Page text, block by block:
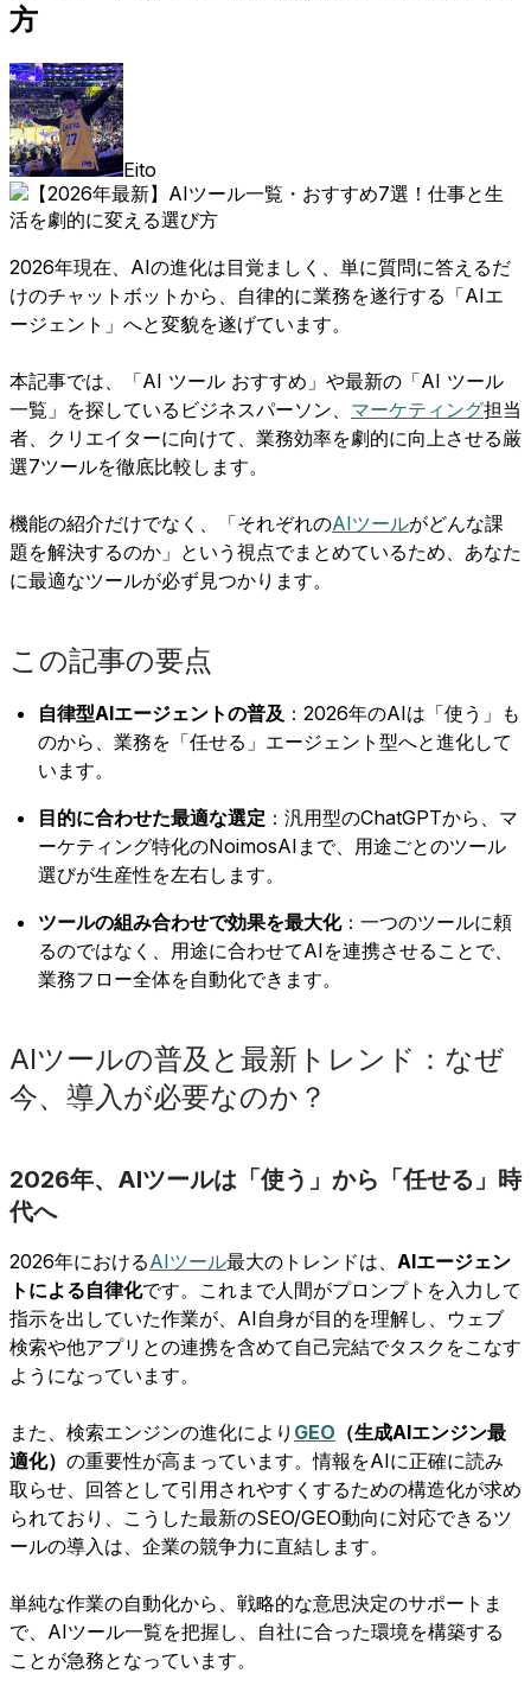
方
Eito
2026年現在、AIの進化は目覚ましく、単に質問に答えるだ
けのチャットボットから、自律的に業務を遂行する「AIエ
ージェント」へと変貌を遂げています。
本記事では、「AI ツール おすすめ」や最新の「AI ツール
一覧」を探しているビジネスパーソン、 マーケティング担当
者、クリエイターに向けて、業務効率を劇的に向上させる厳
選7ツールを徹底比較します。
機能の紹介だけでなく、「それぞれのAIツールがどんな課
題を解決するのか」という視点でまとめているため、あなた
に最適なツールが必ず見つかります。
この記事の要点
自律型AIエージェントの普及 ：2026年のAIは「使う」も
のから、業務を「任せる」エージェント型へと進化して
います。
目的に合わせた最適な選定 ：汎用型のChatGPTから、マ
ーケティング特化のNoimosAIまで、用途ごとのツール
選びが生産性を左右します。
ツールの組み合わせで効果を最大化：一つのツールに頼
るのではなく、用途に合わせてAIを連携させることで、
業務フロー全体を自動化できます。
AIツールの普及と最新トレンド：なぜ
今、導入が必要なのか？
2026年、AIツールは「使う」から「任せる」時
代へ
2026年におけるAIツール最大のトレンドは、 AIエージェン
トによる自律化です。これまで人間がプロンプトを入力して
指示を出していた作業が、AI自身が目的を理解し、ウェブ
検索や他アプリとの連携を含めて自己完結でタスクをこなす
ようになっています。
また、検索エンジンの進化により GEO （生成AIエンジン最
適化） の重要性が高まっています。情報をAIに正確に読み
取らせ、回答として引用されやすくするための構造化が求め
られており、こうした最新のSEO/GEO動向に対応できるツ
ールの導入は、企業の競争力に直結します。
単純な作業の自動化から、戦略的な意思決定のサポートま
で、AIツール一覧を把握し、自社に合った環境を構築する
ことが急務となっています。